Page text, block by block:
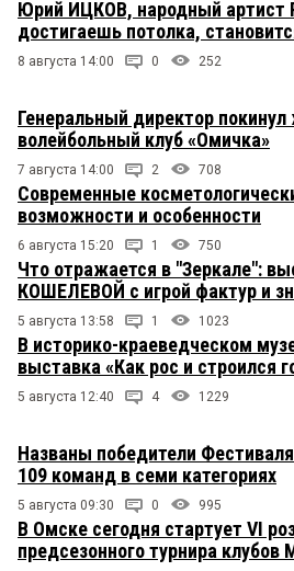
Юрий ИЦКОВ, народный артист
достигаешь потолка,
8 августа 14:00 0 252
Генеральный директор
волейбольный клуб «Омичка»
7 августа 14:00 2 708
Современные
возможности и особенности
6 августа 15:20 1 750
Что отражается в "Зеркале":
КОШЕЛЕВОЙ с игрой фактур и
5 августа 13:58 1 1023
В историко-краеведческом
выставка «Как рос и строился
5 августа 12:40 4 1229
Названы победители
109 команд в семи категориях
5 августа 09:30 0 995
В Омске сегодня стартует VI
предсезонного турнира